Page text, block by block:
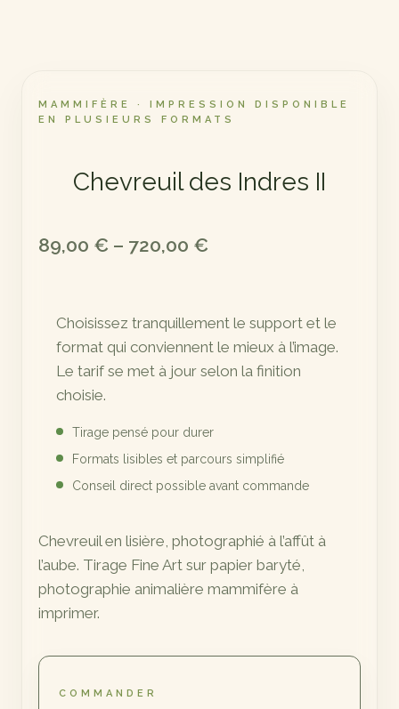
MAMMIFÈRE · IMPRESSION DISPONIBLE
EN PLUSIEURS FORMATS
Chevreuil des Indres II
89,00 € – 720,00 €
Plage
89,00 €
720,00 €
Choisissez tranquillement le support et le
format qui conviennent le mieux à l’image.
Le tarif se met à jour selon la finition
choisie.
Tirage pensé pour durer
Formats lisibles et parcours simplifié
Conseil direct possible avant commande
Chevreuil en lisière, photographié à l’affût à
l’aube. Tirage Fine Art sur papier baryté,
photographie animalière mammifère à
imprimer.
COMMANDER